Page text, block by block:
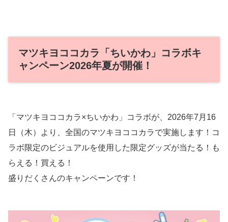
マツキヨココカラ「ちいかわ」コラボキ
ャンペーン2026年夏が開催！
「マツキヨココカラ×ちいかわ」コラボが、2026年7月16
日（木）より、全国のマツキヨココカラで実施します！コ
ラボ限定のビジュアルを使用した限定グッズが当たる！も
らえる！買える！
盛りだくさんのキャンペーンです！